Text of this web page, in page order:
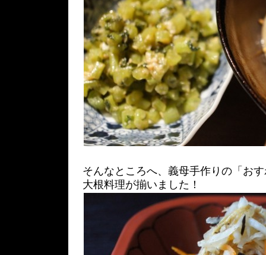
そんなところへ、義母手作りの「お
大根料理が揃いました！